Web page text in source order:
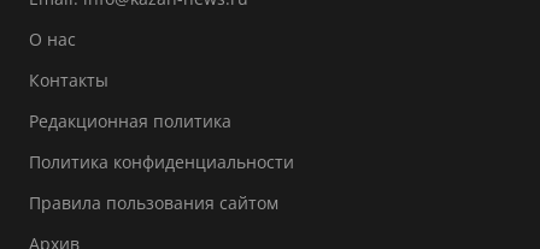
О нас
Контакты
Редакционная политика
Политика конфиденциальности
Правила пользования сайтом
Архив